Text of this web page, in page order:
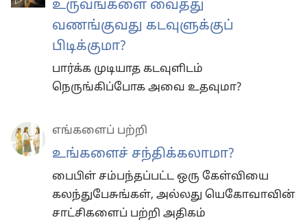
உருவங்களை வைத்து
வணங்குவது கடவுளுக்குப்
பிடிக்குமா?
பார்க்க முடியாத கடவுளிடம்
நெருங்கிப்போக அவை உதவுமா?
எங்களைப் பற்றி
உங்களைச் சந்திக்கலாமா?
பைபிள் சம்பந்தப்பட்ட ஒரு கேள்வியை
கலந்துபேசுங்கள், அல்லது யெகோவாவின்
சாட்சிகளைப் பற்றி அதிகம்